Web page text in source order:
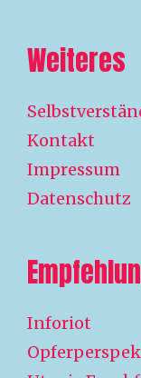
Weiteres
Kontakt
Impressum
Datenschutz
Inforiot